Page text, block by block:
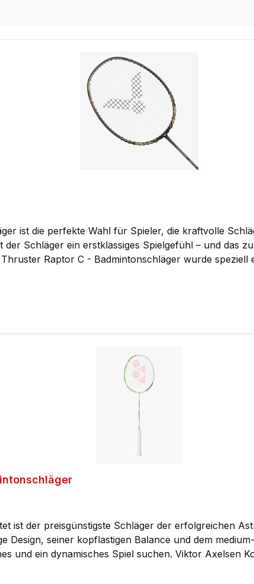
ist die perfekte Wahl für Spieler, die kraftvolle
ein erstklassiges Spielgefühl – und das zu
Raptor C - Badmintonschläger wurde
Raptor C - Badmintonschläger eine hervorragende
die dominant auftreten und mit Druck spielen wollen.
C - Badmintonschläger am beliebten Thruster F C,
nicht zum teureren Thruster F C Ultra greifen
ist der preisgünstigste Schläger der erfolgreichen
Design, seiner kopflastigen Balance und dem
Axelsen Kollektion: Der YONEX Astrox 100 VA Game (4UG5) –